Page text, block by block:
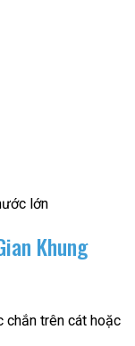
lớn
Khung
chắn trên cát hoặc